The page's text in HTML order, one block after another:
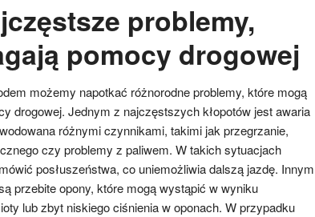
problemy,
pomocy drogowej
możemy napotkać różnorodne problemy, które mogą
drogowej. Jednym z najczęstszych kłopotów jest awaria
różnymi czynnikami, takimi jak przegrzanie,
czy problemy z paliwem. W takich sytuacjach
posłuszeństwa, co uniemożliwia dalszą jazdę. Innym
przebite opony, które mogą wystąpić w wyniku
lub zbyt niskiego ciśnienia w oponach. W przypadku